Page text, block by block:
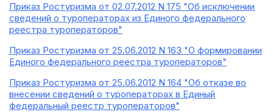
Приказ Ростуризма от 02.07.2012 N 175 "Об исключении
сведений о туроператорах из Единого федерального
реестра туроператоров"
Приказ Ростуризма от 25.06.2012 N 163 "О формировании
Единого федерального реестра туроператоров"
Приказ Ростуризма от 25.06.2012 N 164 "Об отказе во
внесении сведений о туроператорах в Единый
федеральный реестр туроператоров"